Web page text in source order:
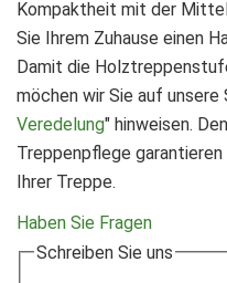
Kompaktheit mit der
Sie Ihrem Zuhause einen
Damit die
möchen wir Sie auf unsere
Veredelung" hinweisen.
Treppenpflege garantieren
Ihrer Treppe.
Haben Sie Fragen
Schreiben Sie uns